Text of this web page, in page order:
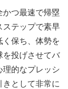
かつ最速で帰塁
ステップで素早
く保ち、体勢を
を投げさせてバ
理的なプレッシ
として非常に